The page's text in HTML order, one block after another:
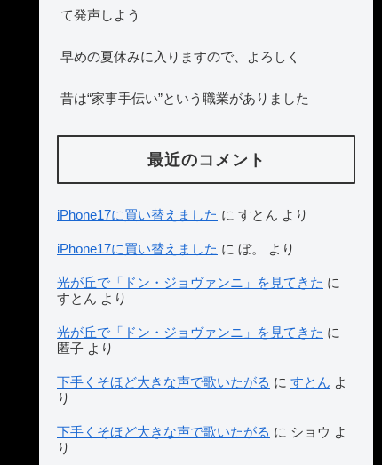
て発声しよう
早めの夏休みに入りますので、よろしく
昔は“家事手伝い”という職業がありました
最近のコメント
iPhone17に買い替えました に すとん より
iPhone17に買い替えました に ぼ。 より
光が丘で「ドン・ジョヴァンニ」を見てきた に
すとん より
光が丘で「ドン・ジョヴァンニ」を見てきた に
匿子 より
下手くそほど大きな声で歌いたがる に すとん よ
り
下手くそほど大きな声で歌いたがる に ショウ よ
り